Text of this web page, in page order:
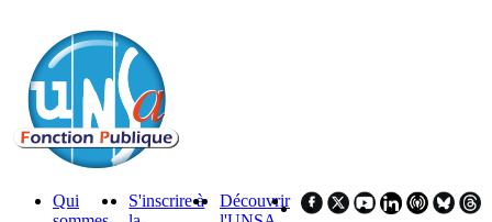
Qui
S'inscrire à
Découvrir